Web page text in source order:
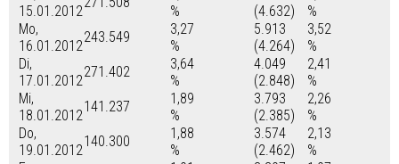
15.01.2012
%
(4.632)
%
Mo,
16.01.2012
243.549
3,27
%
5.913
(4.264)
3,52
%
Di,
17.01.2012
271.402
3,64
%
4.049
(2.848)
2,41
%
Mi,
18.01.2012
141.237
1,89
%
3.793
(2.385)
2,26
%
Do,
19.01.2012
140.300
1,88
%
3.574
(2.462)
2,13
%